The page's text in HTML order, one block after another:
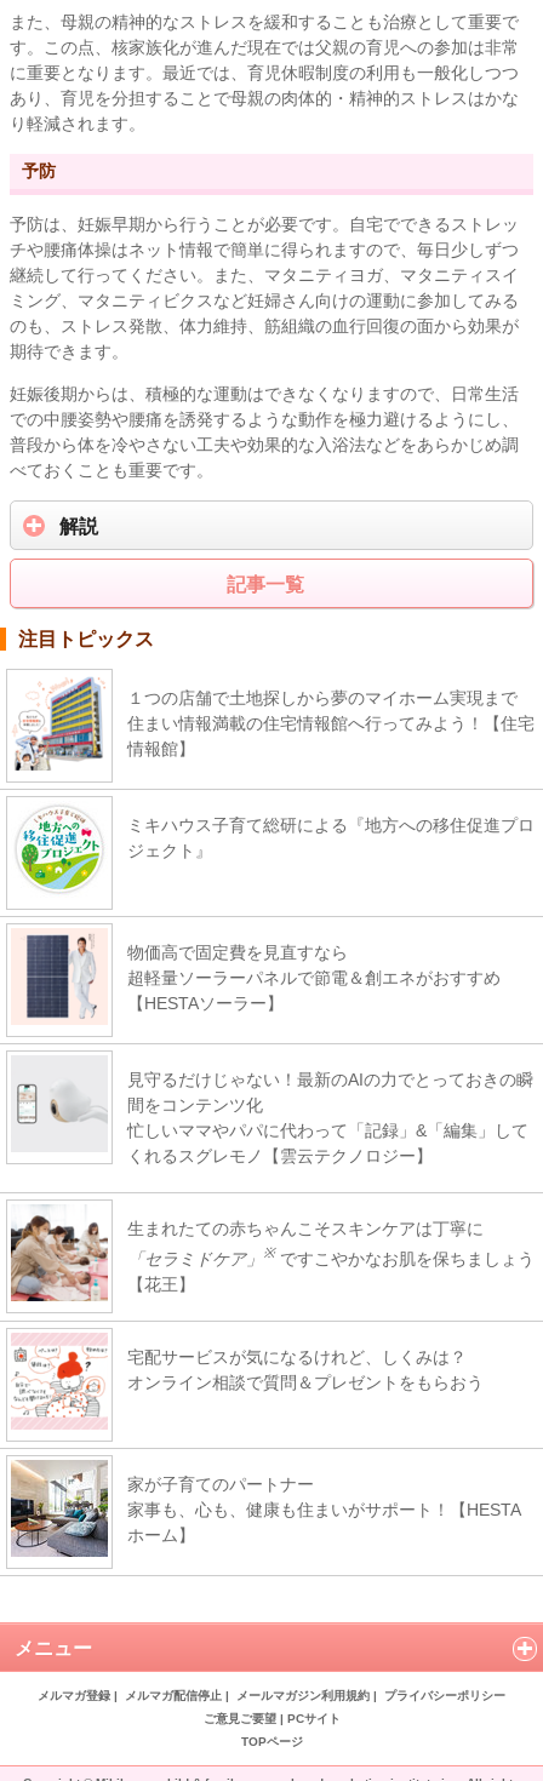
また、母親の精神的なストレスを緩和することも治療として重要で
す。この点、核家族化が進んだ現在では父親の育児への参加は非常
に重要となります。最近では、育児休暇制度の利用も一般化しつつ
あり、育児を分担することで母親の肉体的・精神的ストレスはかな
り軽減されます。
予防
予防は、妊娠早期から行うことが必要です。自宅でできるストレッ
チや腰痛体操はネット情報で簡単に得られますので、毎日少しずつ
継続して行ってください。また、マタニティヨガ、マタニティスイ
ミング、マタニティビクスなど妊婦さん向けの運動に参加してみる
のも、ストレス発散、体力維持、筋組織の血行回復の面から効果が
期待できます。
妊娠後期からは、積極的な運動はできなくなりますので、日常生活
での中腰姿勢や腰痛を誘発するような動作を極力避けるようにし、
普段から体を冷やさない工夫や効果的な入浴法などをあらかじめ調
べておくことも重要です。
解説
記事一覧
注目トピックス
１つの店舗で土地探しから夢のマイホーム実現まで
住まい情報満載の住宅情報館へ行ってみよう！【住宅
情報館】
ミキハウス子育て総研による『地方への移住促進プロ
ジェクト』
物価高で固定費を見直すなら
超軽量ソーラーパネルで節電＆創エネがおすすめ
【HESTAソーラー】
見守るだけじゃない！最新のAIの力でとっておきの瞬
間をコンテンツ化
忙しいママやパパに代わって「記録」&「編集」して
くれるスグレモノ【雲云テクノロジー】
生まれたての赤ちゃんこそスキンケアは丁寧に
「セラミドケア」
※ ですこやかなお肌を保ちましょう
【花王】
宅配サービスが気になるけれど、しくみは？
オンライン相談で質問＆プレゼントをもらおう
家が子育てのパートナー
家事も、心も、健康も住まいがサポート！【HESTA
ホーム】
メニュー
メルマガ登録 | メルマガ配信停止 | メールマガジン利用規約 | プライバシーポリシー
ご意見ご要望| PCサイト
TOPページ